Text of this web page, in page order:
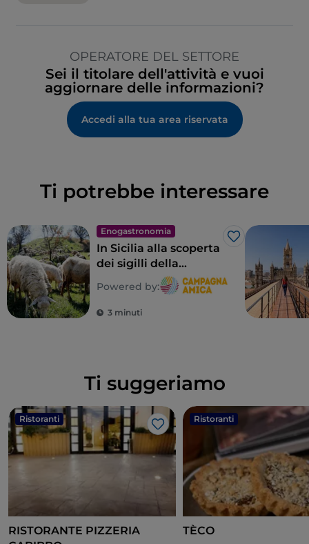
OPERATORE DEL SETTORE
Sei il titolare dell'attività e vuoi
aggiornare delle informazioni?
Accedi alla tua area riservata
Ti potrebbe interessare
Enogastronomia
Like
In Sicilia alla scoperta
dei sigilli della
biodiversità
contadina
Powered by:
3 minuti
Ti suggeriamo
Ristoranti
Like
RISTORANTE PIZZERIA
Ristoranti
TÈCO